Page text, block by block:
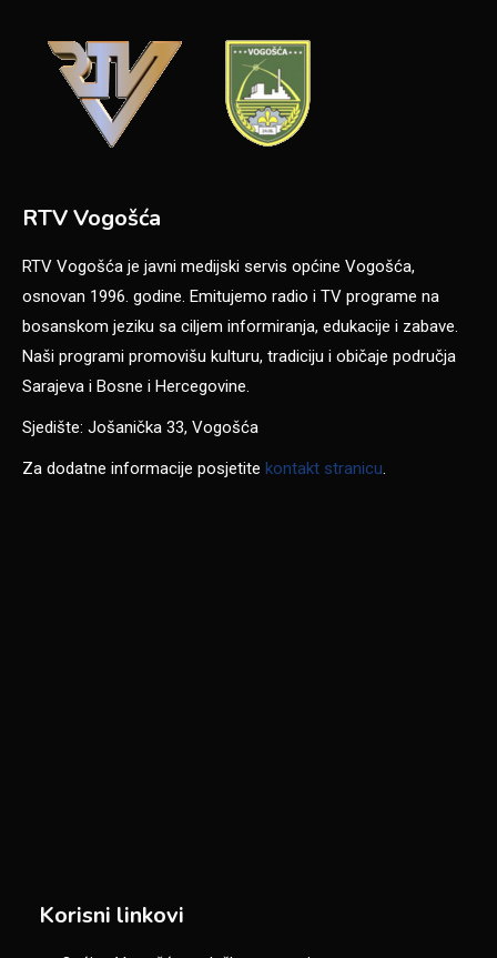
RTV Vogošća
RTV Vogošća je javni medijski servis općine Vogošća,
osnovan 1996. godine. Emitujemo radio i TV programe na
bosanskom jeziku sa ciljem informiranja, edukacije i zabave.
Naši programi promovišu kulturu, tradiciju i običaje područja
Sarajeva i Bosne i Hercegovine.
Sjedište: Jošanička 33, Vogošća
Za dodatne informacije posjetite kontakt stranicu.
Korisni linkovi